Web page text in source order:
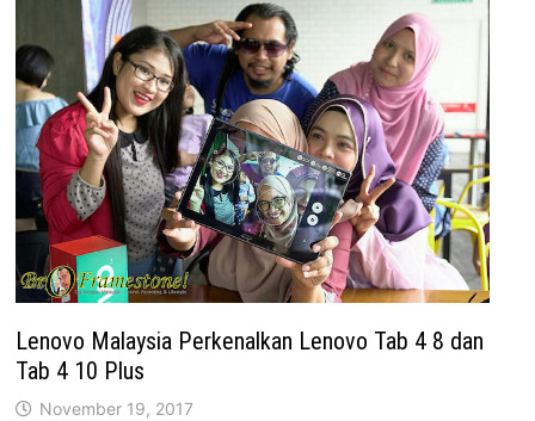
Lenovo Malaysia Perkenalkan Lenovo Tab 4 8 dan
Tab 4 10 Plus
November 19, 2017